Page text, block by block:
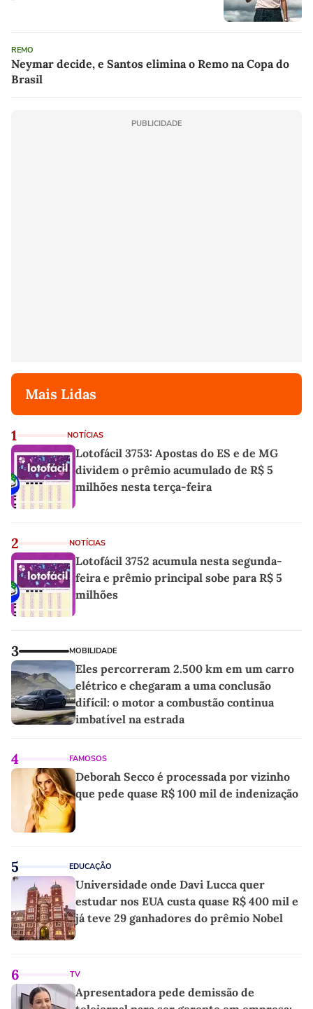
REMO
Neymar decide, e Santos elimina o Remo na Copa do
Brasil
PUBLICIDADE
Mais Lidas
1 NOTÍCIAS
Lotofácil 3753: Apostas do ES e de MG
dividem o prêmio acumulado de R$ 5
milhões nesta terça-feira
2 NOTÍCIAS
Lotofácil 3752 acumula nesta segunda-
feira e prêmio principal sobe para R$ 5
milhões
3 MOBILIDADE
Eles percorreram 2.500 km em um carro
elétrico e chegaram a uma conclusão
difícil: o motor a combustão continua
imbatível na estrada
4 FAMOSOS
Deborah Secco é processada por vizinho
que pede quase R$ 100 mil de indenização
5 EDUCAÇÃO
Universidade onde Davi Lucca quer
estudar nos EUA custa quase R$ 400 mil e
já teve 29 ganhadores do prêmio Nobel
6 TV
Apresentadora pede demissão de